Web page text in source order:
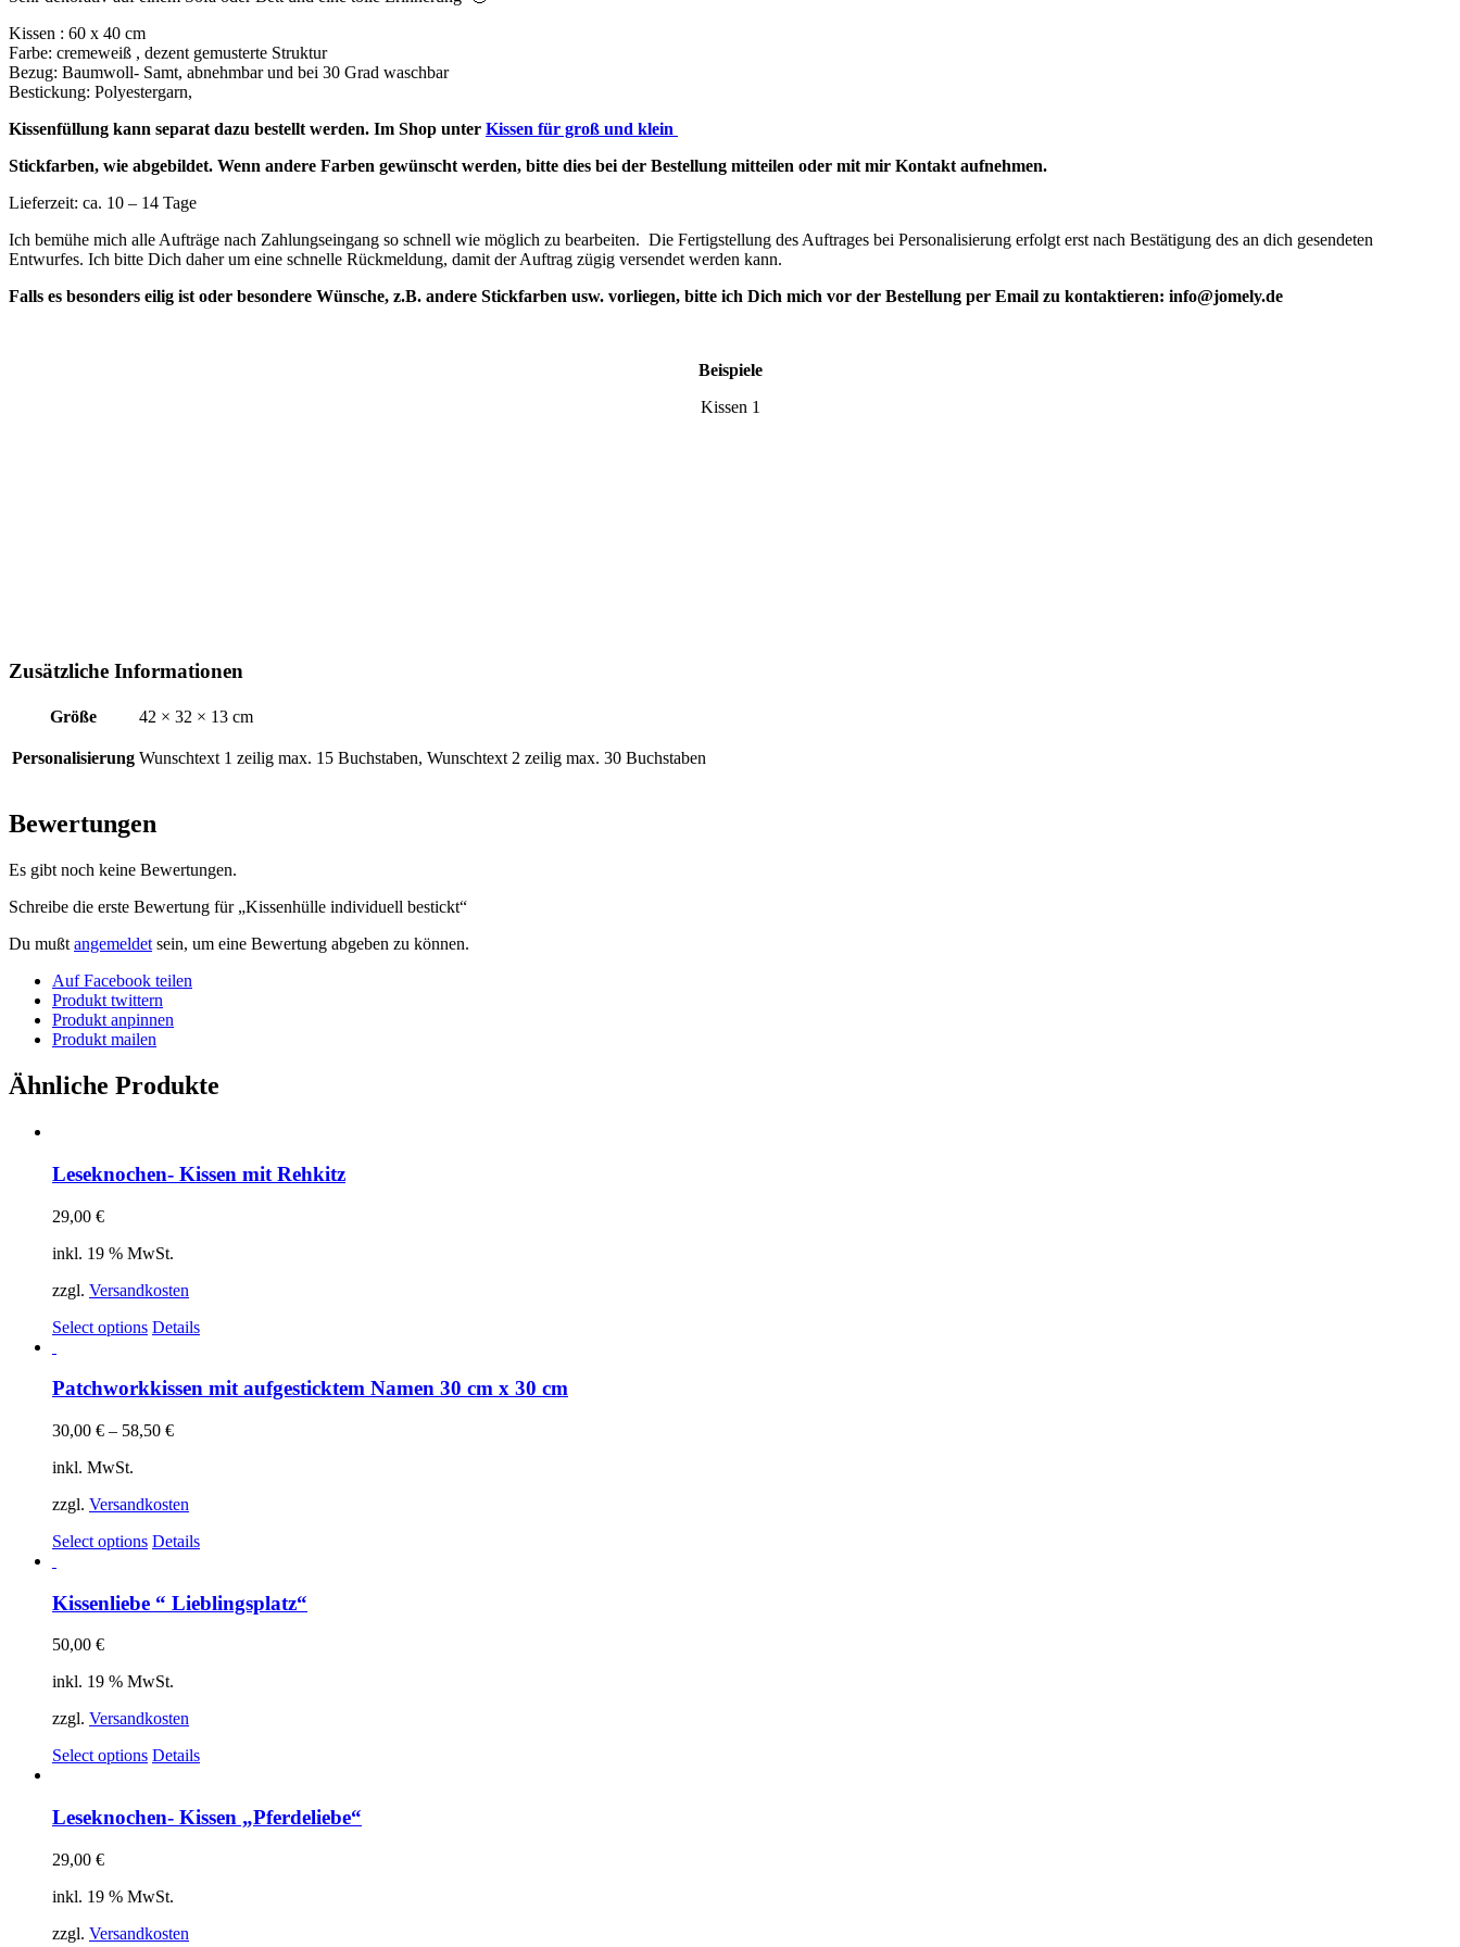
Kissen : 60 x 40 cm
Farbe: cremeweiß , dezent gemusterte Struktur
Bezug: Baumwoll- Samt, abnehmbar und bei 30 Grad waschbar
Bestickung: Polyestergarn,
Kissenfüllung kann separat dazu bestellt werden. Im Shop unter Kissen für groß und klein
Stickfarben, wie abgebildet. Wenn andere Farben gewünscht werden, bitte dies bei der Bestellung mitteilen oder mit mir Kontakt aufnehmen.
Lieferzeit: ca. 10 – 14 Tage
Ich bemühe mich alle Aufträge nach Zahlungseingang so schnell wie möglich zu bearbeiten. Die Fertigstellung des Auftrages bei Personalisierung erfolgt erst nach Bestätigung des an dich gesendeten
Entwurfes. Ich bitte Dich daher um eine schnelle Rückmeldung, damit der Auftrag zügig versendet werden kann.
Falls es besonders eilig ist oder besondere Wünsche, z.B. andere Stickfarben usw. vorliegen, bitte ich Dich mich vor der Bestellung per Email zu kontaktieren: info@jomely.de
Beispiele
Kissen 1
Zusätzliche Informationen
Größe 42 × 32 × 13 cm
Personalisierung Wunschtext 1 zeilig max. 15 Buchstaben, Wunschtext 2 zeilig max. 30 Buchstaben
Bewertungen
Es gibt noch keine Bewertungen.
Schreibe die erste Bewertung für „Kissenhülle individuell bestickt“
Du mußt angemeldet sein, um eine Bewertung abgeben zu können.
Auf Facebook teilen
Produkt twittern
Produkt anpinnen
Produkt mailen
Ähnliche Produkte
Leseknochen- Kissen mit Rehkitz
29,00 €
inkl. 19 % MwSt.
zzgl. Versandkosten
Select options Details
Patchworkkissen mit aufgesticktem Namen 30 cm x 30 cm
30,00 € – 58,50 €
inkl. MwSt.
zzgl. Versandkosten
Select options Details
Kissenliebe “ Lieblingsplatz“
50,00 €
inkl. 19 % MwSt.
zzgl. Versandkosten
Select options Details
Leseknochen- Kissen „Pferdeliebe“
29,00 €
inkl. 19 % MwSt.
zzgl. Versandkosten